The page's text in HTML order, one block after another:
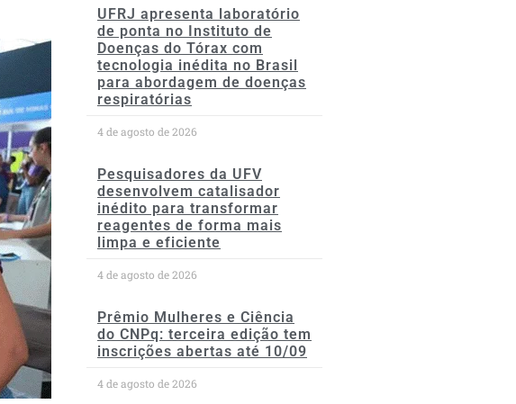
UFRJ apresenta laboratório
de ponta no Instituto de
Doenças do Tórax com
tecnologia inédita no Brasil
para abordagem de doenças
respiratórias
4 de agosto de 2026
Pesquisadores da UFV
desenvolvem catalisador
inédito para transformar
reagentes de forma mais
limpa e eficiente
4 de agosto de 2026
Prêmio Mulheres e Ciência
do CNPq: terceira edição tem
inscrições abertas até 10/09
4 de agosto de 2026